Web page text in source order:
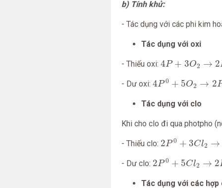
b) Tính khử:
- Tác dụng với các phi kim
Tác dụng với oxi
- Thiếu oxi: 4P + 3O2 → 2
4 P+ 3 O2→ P 2
- Dư oxi: 4P 0 + 5O2 → 2
4 P0 5 O 2→ P2
Tác dụng với clo
Khi cho clo đi qua photpho
- Thiếu clo: 2P 0 + 3Cl2 →
2P0 3 C l2→
- Dư clo: 2P 0 + 5Cl2 → 2
2P0 5 C l2→ Cl
Tác dụng với các hợp